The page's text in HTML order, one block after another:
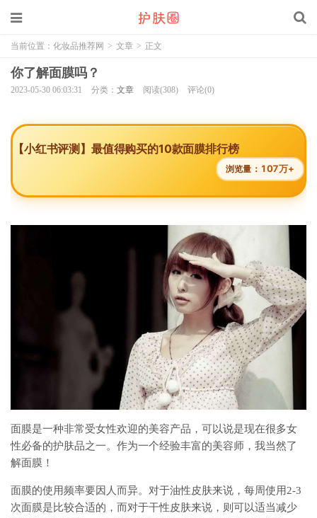
当前位置： 化妆品推荐网 > 文章 > 正文
你了解面膜吗？
2023-05-30 06:03:31 分类： 文章 阅读(308) 评论(0)
【小红书评测】最值得购买的10款面膜排行榜
浏览量： 107万+
面膜是一种非常受女性欢迎的美容产品，可以说是现在很多女
性必备的护肤品之一。作为一个经验丰富的美容师，我当然了
解面膜！
面膜的使用频率要因人而异。对于油性皮肤来说，每周使用2-3
次面膜是比较合适的，而对于干性皮肤来说，则可以适当减少